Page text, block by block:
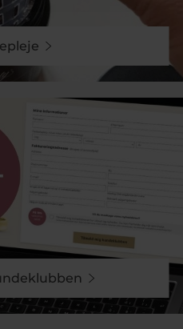
af høj kvalitet for at sikre
over tid. Sølvets
og ekspertise, så vores
og behagelige at bære.
tidens tand, så du kan
i mange år.
kombination
PindJ. kan bæres alene
men de egner sig
med andre
sølvhalskæde eller mix
en konstrastfuld og